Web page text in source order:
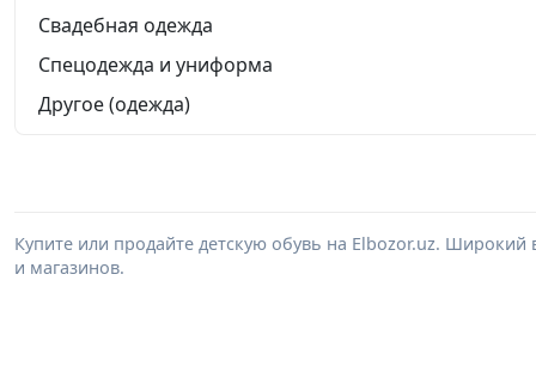
Свадебная одежда
Спецодежда и униформа
Другое (одежда)
Купите или продайте детскую обувь на Elbozor.uz.
и магазинов.